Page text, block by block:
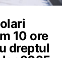
10 ore
dreptul